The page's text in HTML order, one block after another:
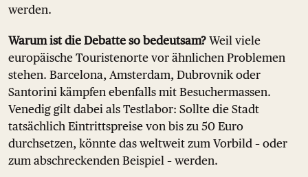
werden.
Warum ist die Debatte so bedeutsam? Weil viele
europäische Touristenorte vor ähnlichen Problemen
stehen. Barcelona, Amsterdam, Dubrovnik oder
Santorini kämpfen ebenfalls mit Besuchermassen.
Venedig gilt dabei als Testlabor: Sollte die Stadt
tatsächlich Eintrittspreise von bis zu 50 Euro
durchsetzen, könnte das weltweit zum Vorbild – oder
zum abschreckenden Beispiel – werden.